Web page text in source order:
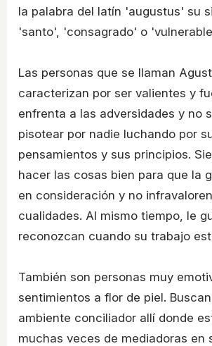
la palabra del latín 'augustus' su
'santo', 'consagrado' o
Las personas que se llaman
caracterizan por ser valientes y
enfrenta a las adversidades y no
pisotear por nadie luchando por
pensamientos y sus principios.
hacer las cosas bien para que la
en consideración y no
cualidades. Al mismo tiempo, le
reconozcan cuando su trabajo
También son personas muy
sentimientos a flor de piel.
ambiente conciliador allí donde
muchas veces de mediadoras en